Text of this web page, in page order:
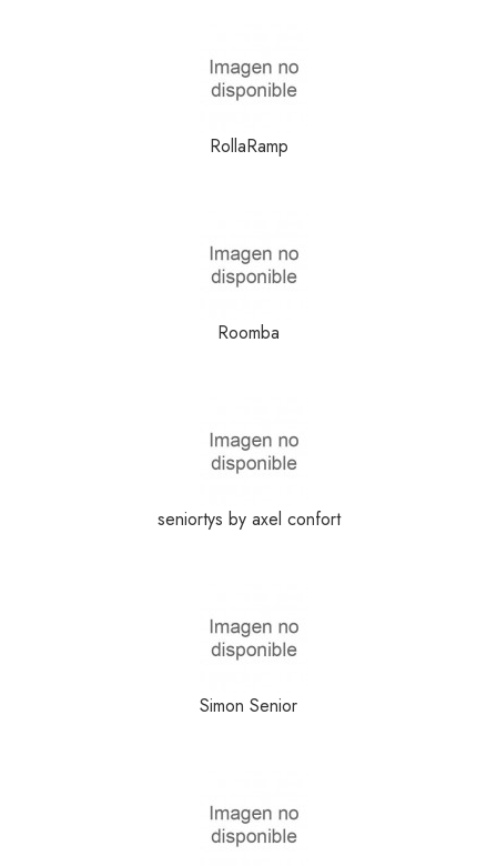
RollaRamp
Roomba
seniortys by axel confort
Simon Senior